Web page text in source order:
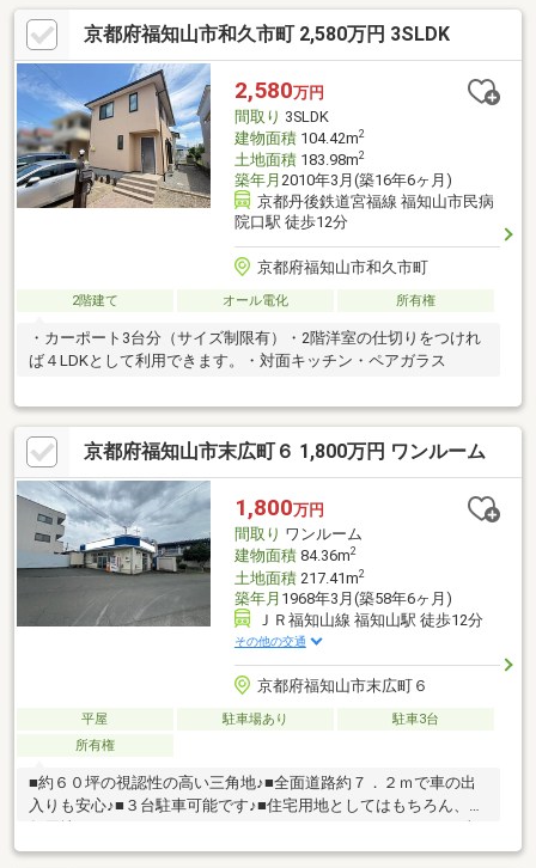
ッシュバザール福知山お城通り店：徒歩約7分■福知山市役所：徒
歩約5分◆ホームライフ不動産◆当日の内覧・ご見学もご相談く
ださい♪メールやお電話でも各種ご相談を承っております！『お家
探し』『ご売却』『リフォーム』『新築』などのご相談は『アー
キホームライフ不動産』におまかせ下さい！
京都府福知山市和久市町 2,580万円 3SLDK
2,580万円
間取り 3SLDK
建物面積104.42m2
土地面積183.98m2
築年月 2010年3月(築16年6ヶ月)
京都丹後鉄道宮福線 福知山市民病
院口駅 徒歩12分
京都府福知山市和久市町
2階建て オール電化 所有権
・カーポート3台分（サイズ制限有）・2階洋室の仕切りをつけれ
ば４LDKとして利用できます。・対面キッチン・ペアガラス
京都府福知山市末広町６ 1,800万円 ワンルーム
1,800万円
間取り ワンルーム
建物面積84.36m2
土地面積217.41m2
築年月 1968年3月(築58年6ヶ月)
ＪＲ福知山線 福知山駅 徒歩12分
その他の交通
京都府福知山市末広町６
平屋 駐車場あり
駐車3台
所有権
■約６０坪の視認性の高い三角地♪■全面道路約７．２ｍで車の出
入りも安心♪■３台駐車可能です♪■住宅用地としてはもちろん、店
知山駅・・・徒歩9分■フレスポ福知山店・・・徒歩8分■ドラッグ